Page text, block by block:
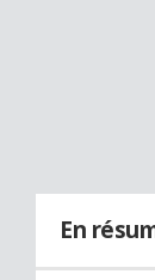
En